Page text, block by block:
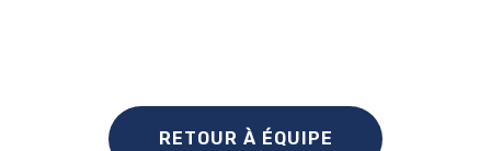
RETOUR À ÉQUIPE